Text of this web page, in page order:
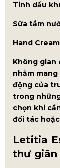
Tinh dầu
Sữa tắm
Hand
Không gian
nhằm
động của
trong
chọn khi
đối tác
Letitia
thư giãn